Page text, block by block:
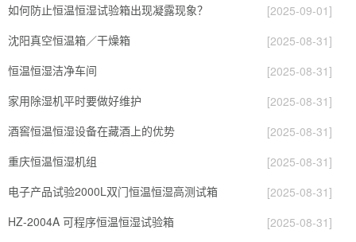
如何防止恒温恒湿试验箱出现凝露现象？
[2025-09-01]
沈阳真空恒温箱／干燥箱
[2025-08-31]
恒温恒湿洁净车间
[2025-08-31]
家用除湿机平时要做好维护
[2025-08-31]
酒窖恒温恒湿设备在藏酒上的优势
[2025-08-31]
重庆恒温恒湿机组
[2025-08-31]
电子产品试验2000L双门恒温恒湿高测试箱
[2025-08-31]
HZ-2004A 可程序恒温恒湿试验箱
[2025-08-31]